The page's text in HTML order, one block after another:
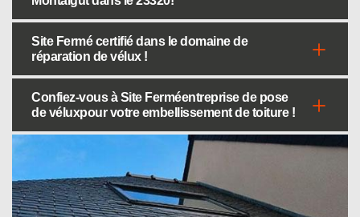
Site Fermé certifié dans le domaine de
réparation de vélux !
Confiez-vous à Site Ferméentreprise de pose
de véluxpour votre embellissement de toiture !